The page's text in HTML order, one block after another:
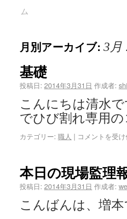
ム
月別アーカイブ: 3月
基礎
投稿日: 2014年3月31日 作成者:
こんにちは清水
でひび割れ専用
カテゴリー: 職人 | コメントを受
本日の現場監理
投稿日: 2014年3月31日 作成者:
こんばんは、増本